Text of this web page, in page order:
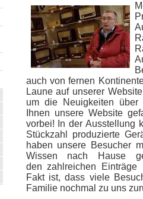
auch von fernen
Laune auf unserer
um die Neuigkeiten über
Ihnen unsere Website
vorbei! In der Ausstellung
Stückzahl produzierte
haben unsere Besucher
Wissen nach Hause
den zahlreichen Einträge
Fakt ist, dass viele
Familie nochmal zu uns